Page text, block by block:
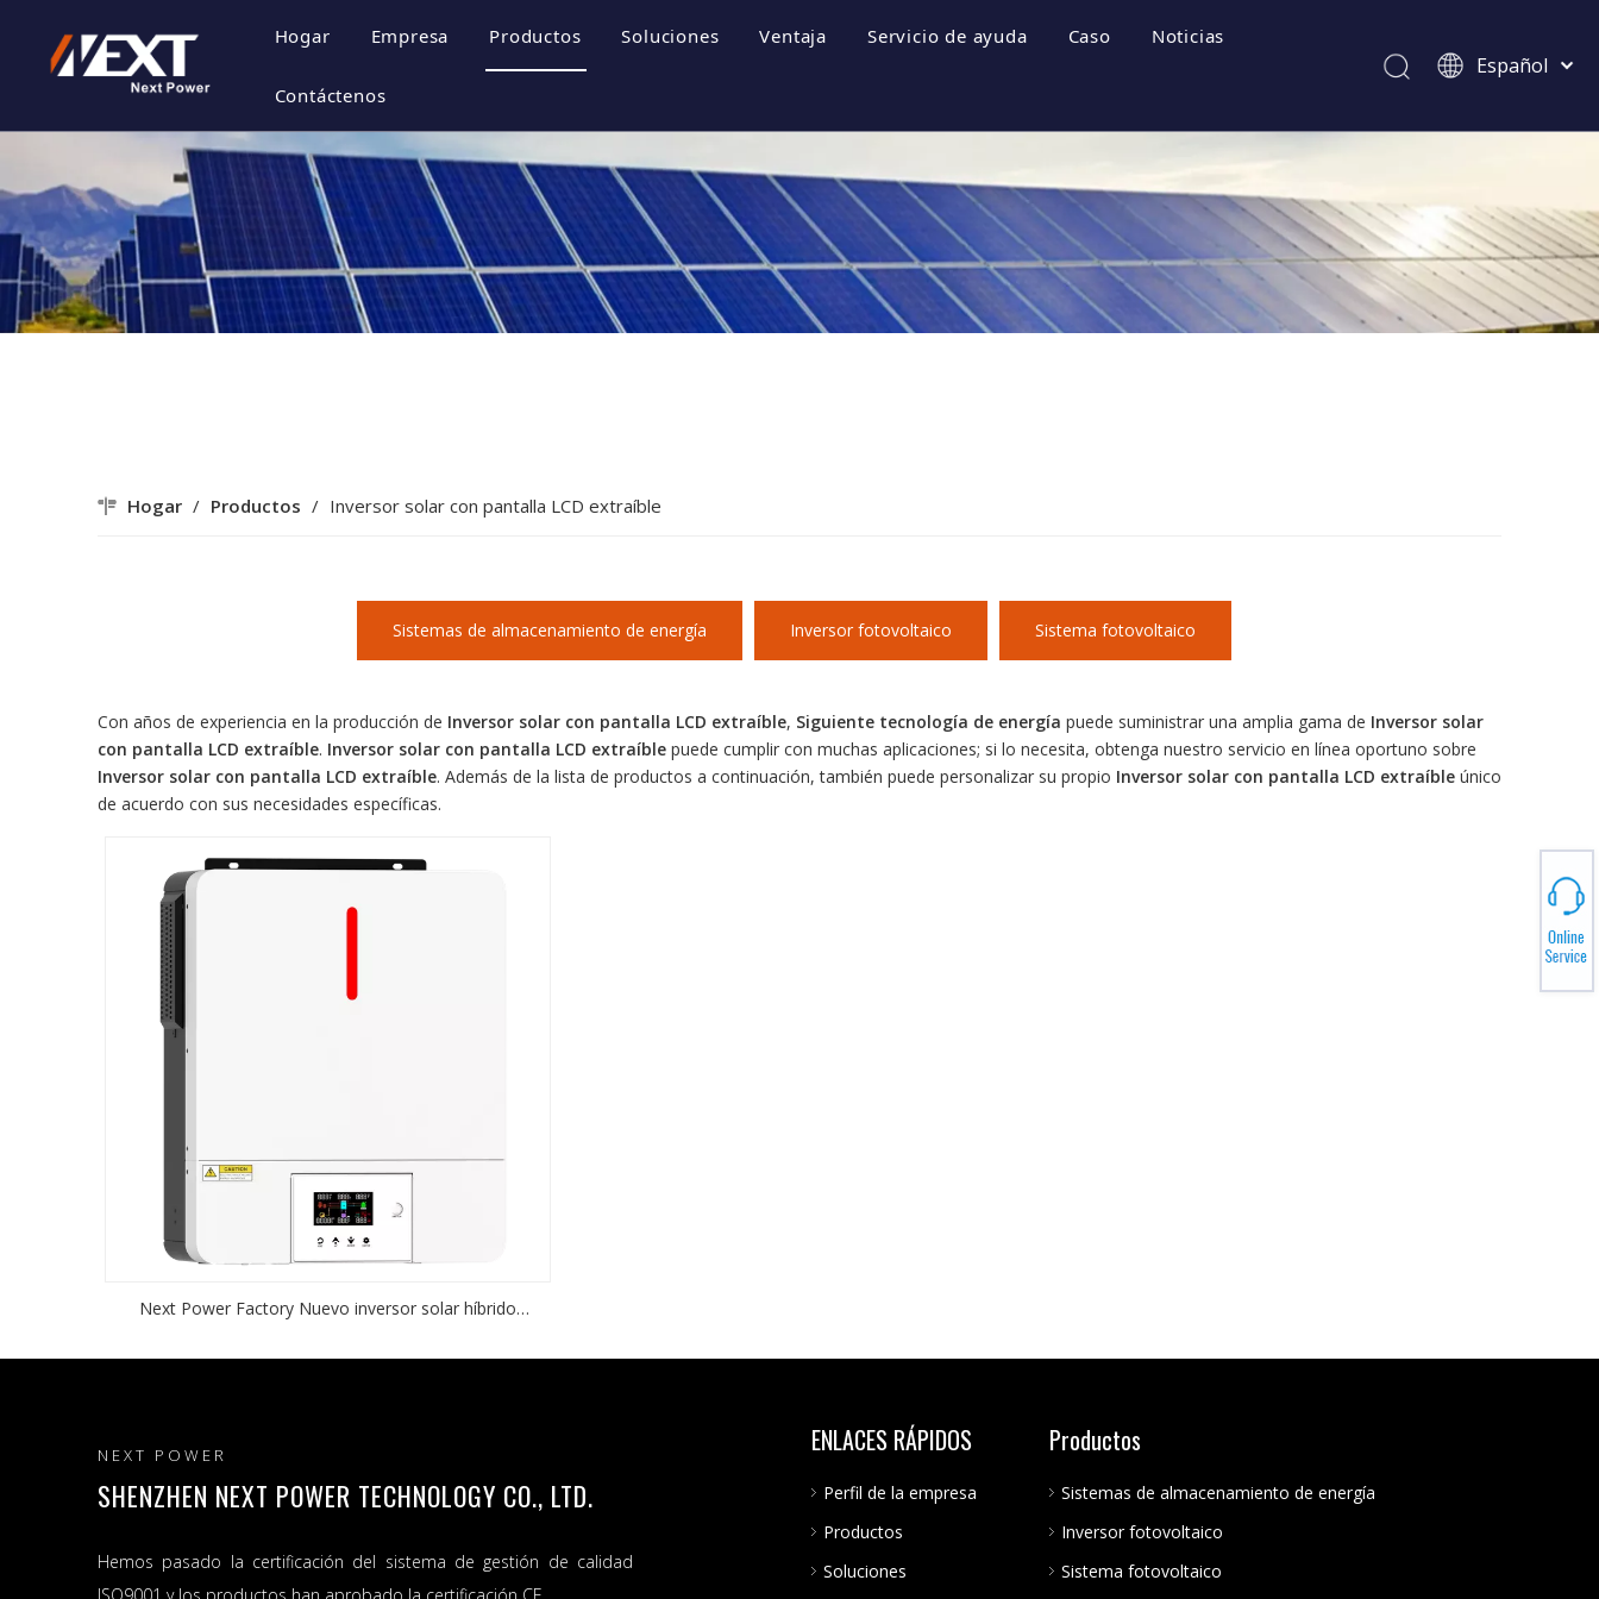
Hogar Empresa
Cultura de la empresa
Certificado de honor
Estilo de empresa
Productos
Sistema fotovoltaico
Soluciones Ventaja Servicio de ayuda
Preguntas más frecuentes
Videos
Caso Noticias
Contáctenos
Español
Kiswahili
Italiano
Deutsch
Português
Pусский
Français
Hogar / Productos / Inversor solar con pantalla LCD extraíble
Sistemas de almacenamiento de energía Inversor fotovoltaico Sistema fotovoltaico
Con años de experiencia en la producción de Inversor solar con pantalla LCD extraíble, Siguiente tecnología de energía puede suministrar una amplia gama de Inversor solar
con pantalla LCD extraíble. Inversor solar con pantalla LCD extraíble puede cumplir con muchas aplicaciones; si lo necesita, obtenga nuestro servicio en línea oportuno sobre
Inversor solar con pantalla LCD extraíble. Además de la lista de productos a continuación, también puede personalizar su propio Inversor solar con pantalla LCD extraíble único
de acuerdo con sus necesidades específicas.
Next Power Factory Nuevo inversor solar híbrido
pantalla LCD y la tecla
NEXT POWER
SHENZHEN NEXT POWER TECHNOLOGY CO., LTD.
Hemos pasado la certificación del sistema de gestión de calidad
ENLACES RÁPIDOS
Perfil de la empresa
Productos
Soluciones
Productos
Sistemas de almacenamiento de energía
Inversor fotovoltaico
Sistema fotovoltaico